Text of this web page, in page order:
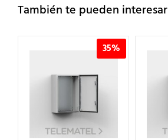
También te pueden interesar
35%